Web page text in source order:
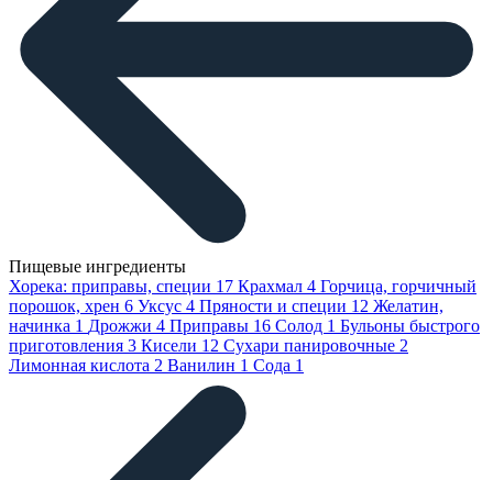
Пищевые ингредиенты
Хорека: приправы, специи 17 Крахмал 4 Горчица, горчичный
порошок, хрен 6 Уксус 4 Пряности и специи 12 Желатин,
начинка 1 Дрожжи 4 Приправы 16 Солод 1 Бульоны быстрого
приготовления 3 Кисели 12 Сухари панировочные 2
Лимонная кислота 2 Ванилин 1 Сода 1